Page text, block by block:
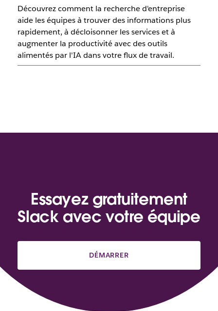
Découvrez comment la recherche d'entreprise
aide les équipes à trouver des informations plus
rapidement, à décloisonner les services et à
augmenter la productivité avec des outils
alimentés par l'IA dans votre flux de travail.
Essayez gratuitement
Slack avec votre équipe
DÉMARRER